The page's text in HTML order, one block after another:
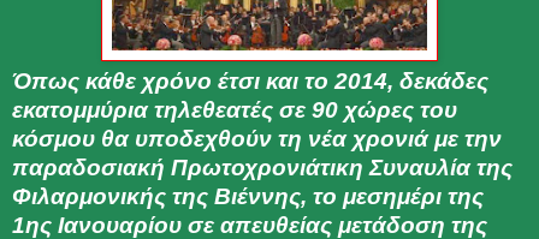
Όπως κάθε χρόνο έτσι και το 2014, δεκάδες
εκατομμύρια τηλεθεατές σε 90 χώρες του
κόσμου θα υποδεχθούν τη νέα χρονιά με την
παραδοσιακή Πρωτοχρονιάτικη Συναυλία της
Φιλαρμονικής της Βιέννης, το μεσημέρι της
1ης Ιανουαρίου σε απευθείας μετάδοση της